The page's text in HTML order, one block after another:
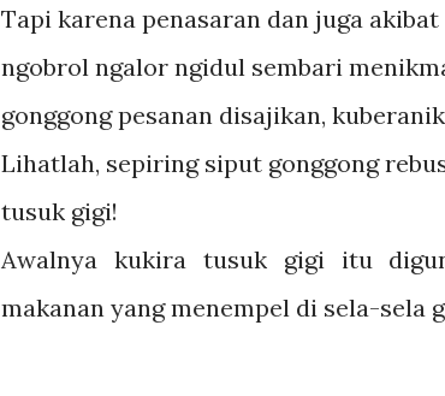
Tapi karena penasaran dan juga
ngobrol ngalor ngidul sembari
gonggong pesanan disajikan,
Lihatlah, sepiring siput gonggong
tusuk gigi!
Awalnya kukira tusuk gigi itu
makanan yang menempel di sela-sela